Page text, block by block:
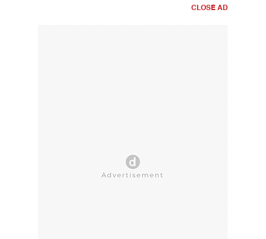
CLOSE AD